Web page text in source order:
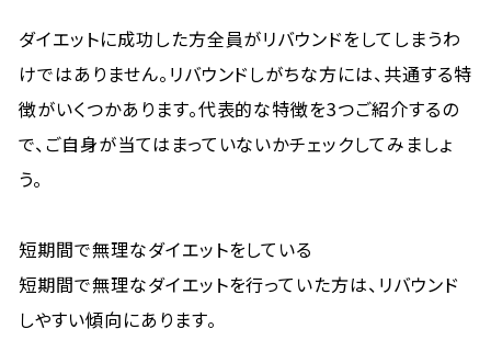
ダイエットに成功した方全員がリバウンドをしてしまうわ
けではありません。リバウンドしがちな方には、共通する特
徴がいくつかあります。代表的な特徴を3つご紹介するの
で、ご自身が当てはまっていないかチェックしてみましょ
う。
短期間で無理なダイエットをしている
短期間で無理なダイエットを行っていた方は、リバウンド
しやすい傾向にあります。